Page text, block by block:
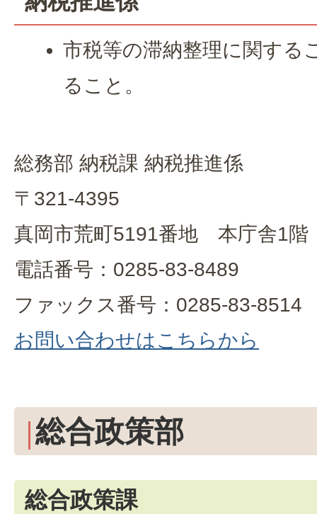
市税等の滞納整理に関する
ること。
総務部 納税課 納税推進係
〒321-4395
真岡市荒町5191番地 本庁舎1階
電話番号：0285-83-8489
ファックス番号：0285-83-8514
お問い合わせはこちらから
総合政策部
総合政策課